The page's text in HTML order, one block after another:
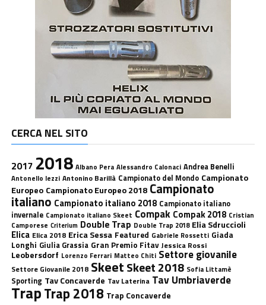
CERCA NEL SITO
2017 2018 Albano Pera Alessandro Calonaci Andrea Benelli
Antonello Iezzi Antonino Barillà Campionato del Mondo Campionato
Europeo Campionato Europeo 2018 Campionato
italiano Campionato italiano 2018 Campionato italiano
invernale Campionato italiano Skeet Compak Compak 2018 Cristian
Camporese Criterium Double Trap Double Trap 2018 Elia Sdruccioli
Elica Elica 2018 Erica Sessa Featured Gabriele Rossetti Giada
Longhi Giulia Grassia Gran Premio Fitav Jessica Rossi
Leobersdorf Lorenzo Ferrari Matteo Chiti Settore giovanile
Settore Giovanile 2018 SkeetSkeet 2018 Sofia Littamè
Sporting Tav Concaverde Tav Laterina Tav Umbriaverde
TrapTrap 2018 Trap Concaverde